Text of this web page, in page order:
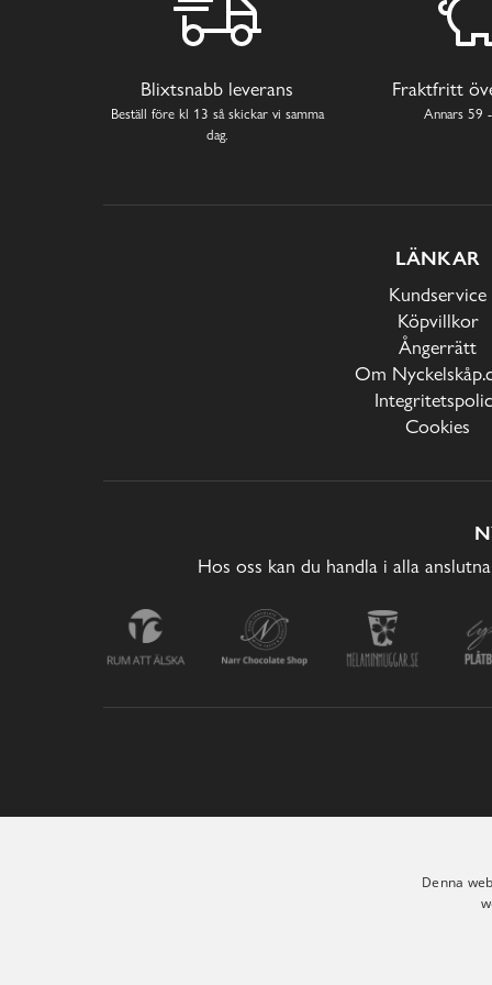
Blixtsnabb leverans
Beställ före kl 13 så skickar vi samma
dag.
Fraktfritt
Annars 59
LÄNKAR
Kundservice
Köpvillkor
Ångerrätt
Om
Cookies
Hos oss kan du handla i alla
Denna